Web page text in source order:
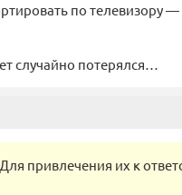
по телевизору
случайно потерялся…
привлечения их к